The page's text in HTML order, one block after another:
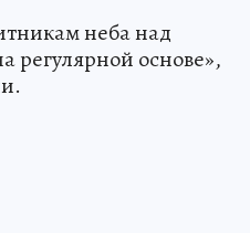
неба над
регулярной основе»,